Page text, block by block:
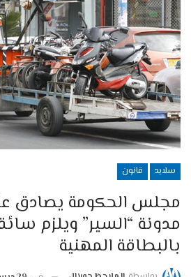
سلايد قانون
مجلس الحكومة يصادق
مدونة “السير” ويلزم
بالبطاقة المهنية